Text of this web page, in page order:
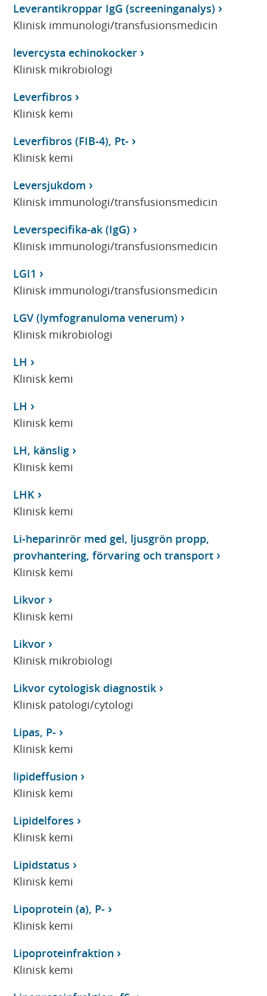
Leverantikroppar IgG (screeninganalys)
Klinisk immunologi/transfusionsmedicin
levercysta echinokocker
Klinisk mikrobiologi
Leverfibros
Klinisk kemi
Leverfibros (FIB-4), Pt-
Klinisk kemi
Leversjukdom
Klinisk immunologi/transfusionsmedicin
Leverspecifika-ak (IgG)
Klinisk immunologi/transfusionsmedicin
LGI1
Klinisk immunologi/transfusionsmedicin
LGV (lymfogranuloma venerum)
Klinisk mikrobiologi
LH
Klinisk kemi
LH
Klinisk kemi
LH, känslig
Klinisk kemi
LHK
Klinisk kemi
Li-heparinrör med gel, ljusgrön propp,
provhantering, förvaring och transport
Klinisk kemi
Likvor
Klinisk kemi
Likvor
Klinisk mikrobiologi
Likvor cytologisk diagnostik
Klinisk patologi/cytologi
Lipas, P-
Klinisk kemi
lipideffusion
Klinisk kemi
Lipidelfores
Klinisk kemi
Lipidstatus
Klinisk kemi
Lipoprotein (a), P-
Klinisk kemi
Lipoproteinfraktion
Klinisk kemi